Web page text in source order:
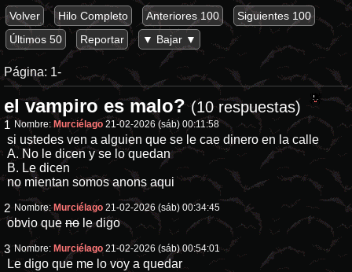
Volver Hilo Completo Anteriores 100
Siguientes 100
Últimos 50
Reportar ▼ Bajar ▼
Página: 1-
el vampiro es malo? (10 respuestas)
1 Nombre: Murciélago 21-02-2026 (sáb) 00:11:58
si ustedes ven a alguien que se le cae dinero en la calle
A. No le dicen y se lo quedan
B. Le dicen
no mientan somos anons aqui
2 Nombre: Murciélago 21-02-2026 (sáb) 00:34:45
obvio que no le digo
3 Nombre: Murciélago 21-02-2026 (sáb) 00:54:01
Le digo que me lo voy a quedar